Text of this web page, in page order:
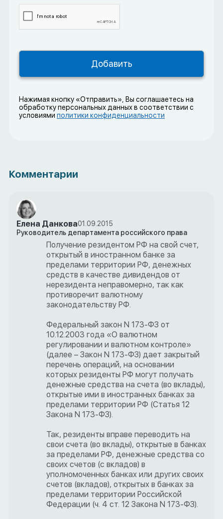
Нажимая кнопку «Отправить», Вы соглашаетесь на
обработку персональных данных в соответствии с
условиями политики конфиденциальности
Комментарии
Елена Данкова01.09.2015
Руководитель департамента российского права
Получение резидентом РФ на свой счет,
открытый в иностранном банке за
пределами территории РФ, денежных
средств в качестве дивидендов от
нерезидента неправомерно, так как
противоречит валютному
законодательству РФ.
Федеральный закон N 173-ФЗ от
10.12.2003 года «О валютном
регулировании и валютном контроле»
(далее – Закон N 173-ФЗ) дает закрытый
перечень операций, на основании
которых резиденты РФ могут получать
денежные средства на счета (во вклады),
открытые ими в иностранных банках за
пределами территории РФ (Статья 12
Закона N 173-ФЗ).
Так, резиденты вправе переводить на
свои счета (во вклады), открытые в банках
за пределами РФ, денежные средства со
своих счетов (с вкладов) в
уполномоченных банках или других своих
счетов (вкладов), открытых в банках за
пределами территории Российской
Федерации (ч. 4 ст. 12 Закона N 173-ФЗ).